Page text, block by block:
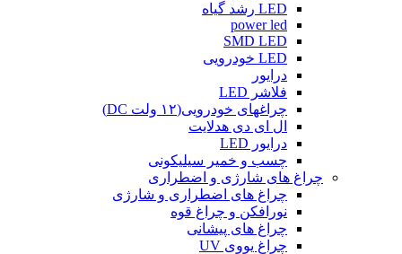
LED رشد گیاه
power led
SMD LED
LED خودرویی
درایور
فلاشر LED
چراغهای خودرویی(۱۲ ولت DC)
ال ای دی هدلایت
درایور LED
چسب و خمیر سیلیکونی
چراغ های شارژی و اضطراری
چراغ های اضطراری و شارژی
نورافکن و چراغ قوه
چراغ های پیشانی
چراغ یووی UV